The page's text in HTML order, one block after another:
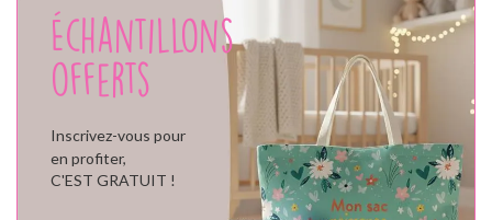
Échantillons
offerts
Inscrivez-vous pour
en profiter,
C'EST GRATUIT !